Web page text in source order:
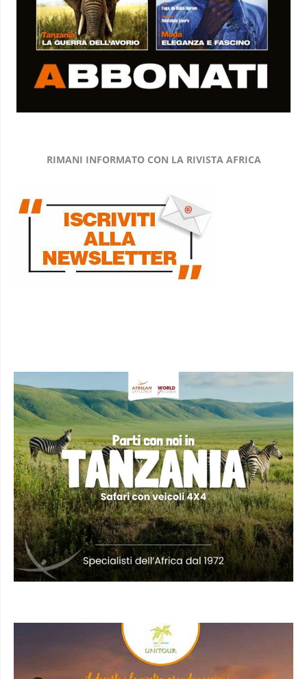
RIMANI INFORMATO CON LA RIVISTA AFRICA